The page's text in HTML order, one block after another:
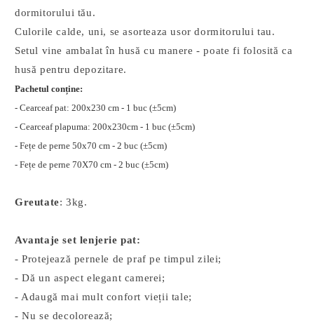
dormitorului tău.
Culorile calde, uni, se asorteaza usor dormitorului tau.
Setul vine ambalat în husă cu manere - poate fi folosită ca
husă pentru depozitare.
Pachetul conține:
- Cearceaf pat: 200x230 cm - 1 buc (±5cm)
- Cearceaf plapuma: 200x230cm - 1 buc (±5cm)
- Fețe de perne 50x70 cm - 2 buc (±5cm)
- Fețe de perne 70X70 cm - 2 buc (±5cm)
Greutate: 3kg.
Avantaje set lenjerie pat:
- Protejează pernele de praf pe timpul zilei;
- Dă un aspect elegant camerei;
- Adaugă mai mult confort vieții tale;
- Nu se decolorează;